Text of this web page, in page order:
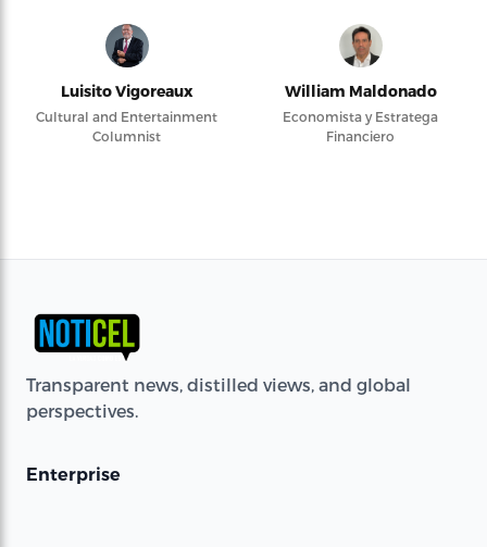
Luisito Vigoreaux
Cultural and Entertainment
Columnist
William Maldonado
Economista y Estratega
Financiero
Transparent news, distilled views, and global
perspectives.
Enterprise